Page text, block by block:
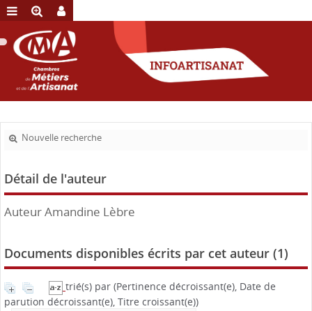
Nouvelle recherche
Détail de l'auteur
Auteur Amandine Lèbre
Documents disponibles écrits par cet auteur (1)
trié(s) par (Pertinence décroissant(e), Date de
parution décroissant(e), Titre croissant(e))